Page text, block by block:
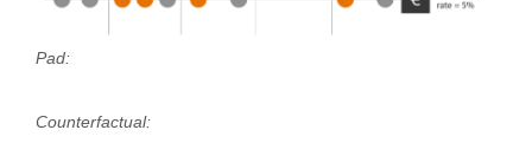
Pad:
Counterfactual: